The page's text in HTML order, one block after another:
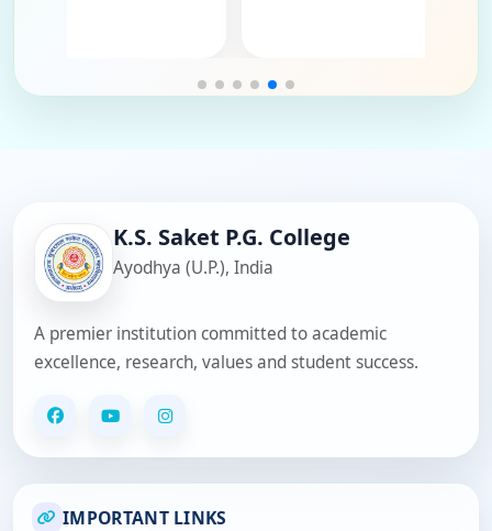
Pandey - Clerk
K.S. Saket P.G. College
Ayodhya (U.P.), India
A premier institution committed to academic
excellence, research, values and student success.
IMPORTANT LINKS